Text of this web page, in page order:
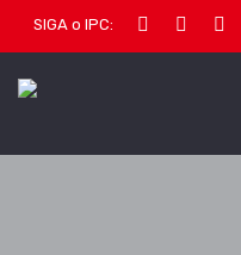
SIGA o IPC: